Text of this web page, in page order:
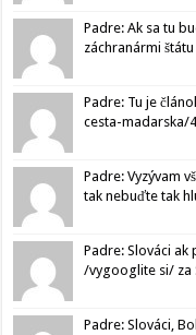
Padre: Ak sa tu
záchranármi
Padre: Tu je
cesta-madarska/
Padre: Vyzývam
tak nebuďte tak
Padre: Slováci
/vygooglite si/ za
Padre: Slováci,